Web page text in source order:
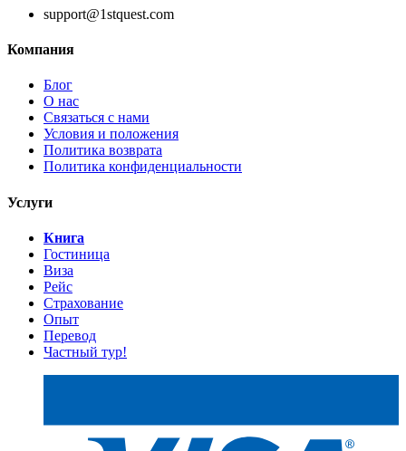
support@1stquest.com
Компания
Блог
О нас
Связаться с нами
Условия и положения
Политика возврата
Политика конфиденциальности
Услуги
Книга
Гостиница
Виза
Рейс
Страхование
Опыт
Перевод
Частный тур!